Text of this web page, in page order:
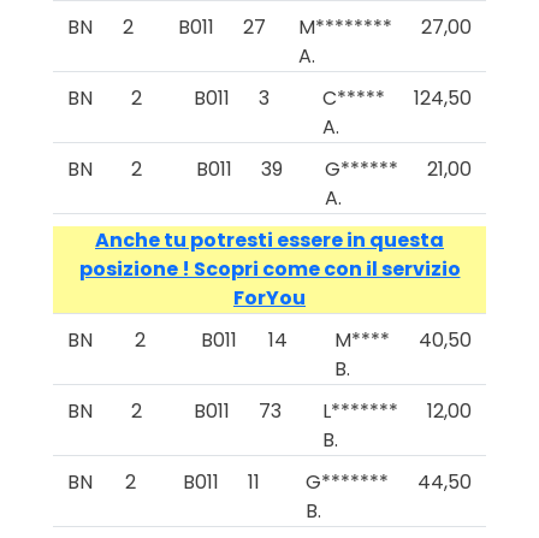
BN 2 B011 27
M********
A.
27,00
BN 2 B011 3
C*****
A.
124,50
BN 2 B011 39
G******
A.
21,00
Anche tu potresti essere in questa
posizione ! Scopri come con il servizio
ForYou
BN
2 B011 14
M****
B.
40,50
BN 2 B011 73
L*******
B.
12,00
BN 2 B011 11
G*******
B.
44,50